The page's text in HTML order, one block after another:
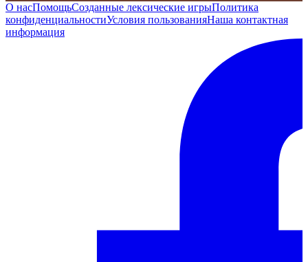
О насПомощьСозданные лексические игрыПолитика
конфиденциальностиУсловия пользованияНаша контактная
информация